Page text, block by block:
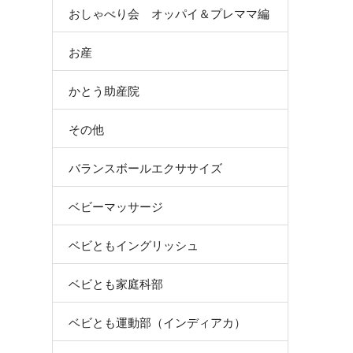
おしゃべり会 オッパイ＆プレママ編
お産
かとう助産院
その他
バランスボールエクササイズ
ベビーマッサージ
ベビともイングリッシュ
ベビとも家庭科部
ベビとも運動部（インディアカ）